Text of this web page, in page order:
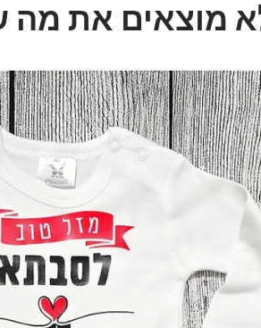
מוצאים את מה